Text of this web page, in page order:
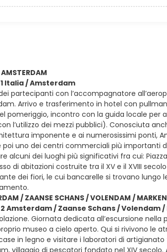
Italia / Amsterdam
partecipanti con l’accompagnatore
Arrivo e trasferimento in hotel con
pomeriggio, incontro con la guida locale
l’utilizzo dei mezzi pubblici). Conosciuta
imponente e ai numerosissimi ponti,
poi uno dei centri commerciali più importanti
alcuni dei luoghi più significativi fra cui:
di abitazioni costruite tra il XV e il XVIII
dei fiori, le cui bancarelle si trovano lungo
/ ZAANSE SCHANS / VOLENDAM /
Amsterdam / Zaanse Schans / Volendam
Giornata dedicata all’escursione
museo a cielo aperto. Qui si rivivono le
in legno e visitare i laboratori di
villaggio di pescatori fondato nel XIV